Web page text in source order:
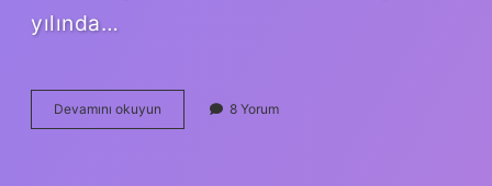
yılında…
Devamını okuyun
Yılı
8 Yorum